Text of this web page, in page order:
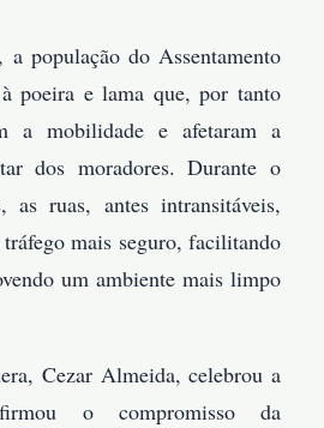
população do Assentamento
poeira e lama que, por tanto
a mobilidade e afetaram a
dos moradores. Durante o
as ruas, antes intransitáveis,
mais seguro, facilitando
um ambiente mais limpo
Cezar Almeida, celebrou a
o compromisso da